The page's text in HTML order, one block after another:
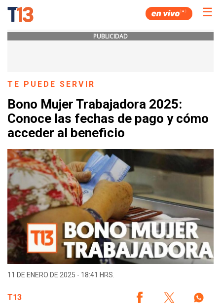
☰
PUBLICIDAD
TE PUEDE SERVIR
Bono Mujer Trabajadora 2025:
Conoce las fechas de pago y cómo
acceder al beneficio
11 DE ENERO DE 2025 - 18:41 HRS.
T13